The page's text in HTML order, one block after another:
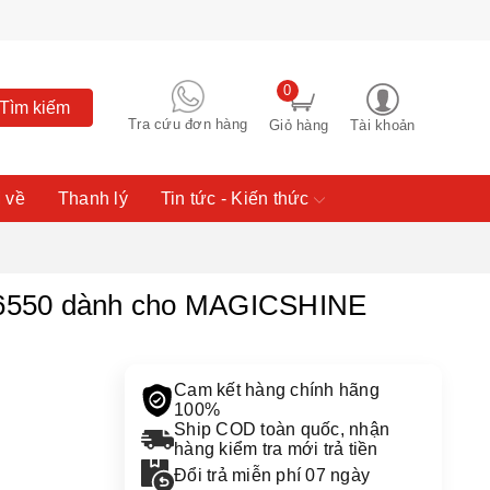
Tìm kiếm
Tài khoản
0
Giỏ hàng
Tra cứu đơn hàng
về Thanh lý Tin tức - Kiến thức
dành cho MAGICSHINE
Cam kết hàng chính hãng
100%
Ship COD toàn quốc, nhận
hàng kiểm tra mới trả tiền
Đổi trả miễn phí 07 ngày